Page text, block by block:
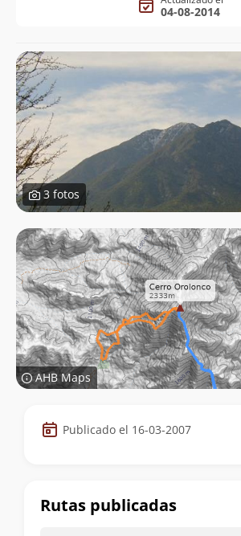
04-08-2014
3 fotos
AHB Maps
Datos
de
cumbre
Publicado el 16-03-2007
Rutas publicadas